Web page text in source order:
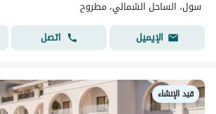
سول، الساحل الشمالي، مطروح
الإيميل
اتصل
قيد الإنشاء